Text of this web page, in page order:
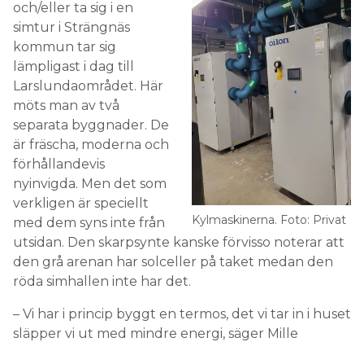
Kylmaskinerna. Foto: Privat
och/eller ta sig i en
simtur i Strängnäs
kommun tar sig
lämpligast i dag till
Larslundaområdet. Här
möts man av två
separata byggnader. De
är fräscha, moderna och
förhållandevis
nyinvigda. Men det som
verkligen är speciellt
med dem syns inte från
utsidan. Den skarpsynte kanske förvisso noterar att
den grå arenan har solceller på taket medan den
röda simhallen inte har det.
– Vi har i princip byggt en termos, det vi tar in i huset
släpper vi ut med mindre energi, säger Mille